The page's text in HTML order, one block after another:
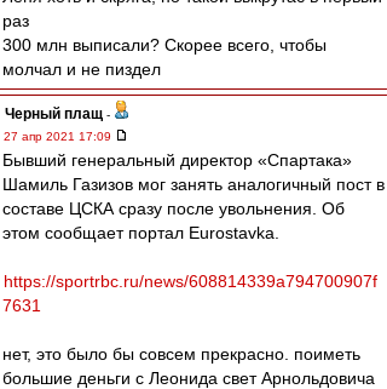
раз
300 млн выписали? Скорее всего, чтобы
молчал и не пиздел
Черный плащ -
27 апр 2021 17:09
Бывший генеральный директор «Спартака»
Шамиль Газизов мог занять аналогичный пост в
составе ЦСКА сразу после увольнения. Об
этом сообщает портал Eurostavka.
https://sportrbc.ru/news/608814339a794700907f
7631
нет, это было бы совсем прекрасно. поиметь
большие деньги с Леонида свет Арнольдовича